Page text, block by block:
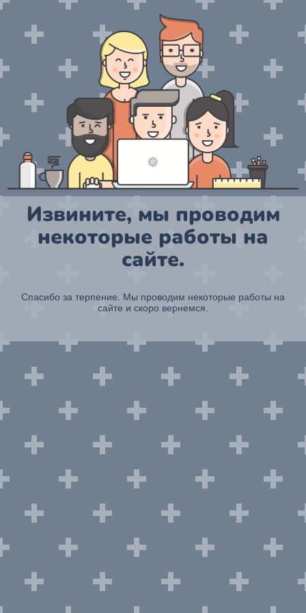
Извините, мы проводим
некоторые работы на
сайте.
Спасибо за терпение. Мы проводим некоторые работы на
сайте и скоро вернемся.